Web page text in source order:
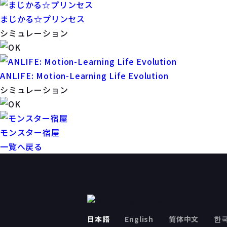
まじかる☆プリンセス
シミュレーション
ANLIFE: Motion-Learning Life Evolution
シミュレーション
モンスター宿屋
一覧へ戻る
日本語 English 简体中文 한